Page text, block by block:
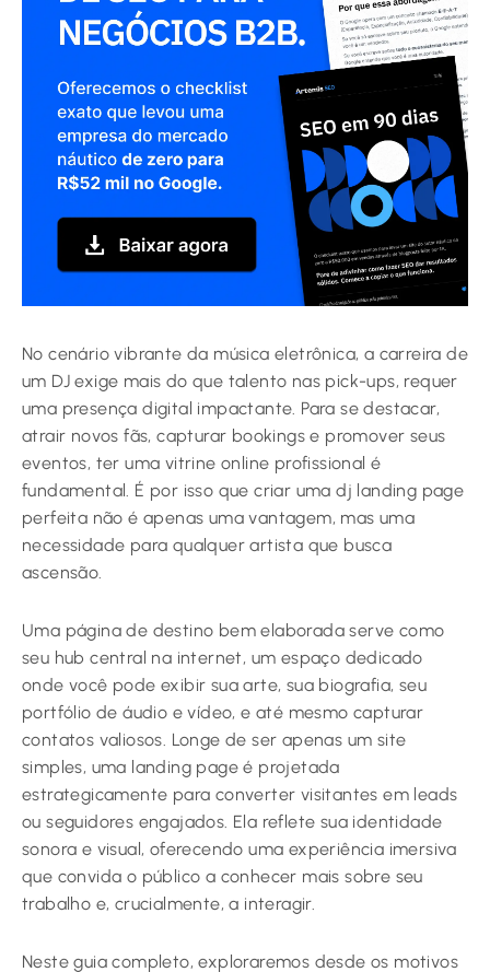
No cenário vibrante da música eletrônica, a carreira de
um DJ exige mais do que talento nas pick-ups, requer
uma presença digital impactante. Para se destacar,
atrair novos fãs, capturar bookings e promover seus
eventos, ter uma vitrine online profissional é
fundamental. É por isso que criar uma dj landing page
perfeita não é apenas uma vantagem, mas uma
necessidade para qualquer artista que busca
ascensão.
Uma página de destino bem elaborada serve como
seu hub central na internet, um espaço dedicado
onde você pode exibir sua arte, sua biografia, seu
portfólio de áudio e vídeo, e até mesmo capturar
contatos valiosos. Longe de ser apenas um site
simples, uma landing page é projetada
estrategicamente para converter visitantes em leads
ou seguidores engajados. Ela reflete sua identidade
sonora e visual, oferecendo uma experiência imersiva
que convida o público a conhecer mais sobre seu
trabalho e, crucialmente, a interagir.
Neste guia completo, exploraremos desde os motivos